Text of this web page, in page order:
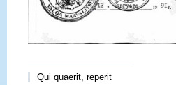
Qui quaerit, reperit